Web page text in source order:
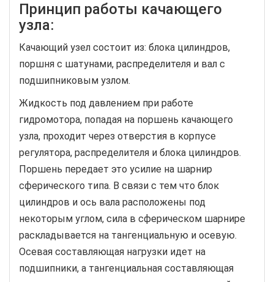
Принцип работы качающего
узла:
Качающий узел состоит из: блока цилиндров,
поршня с шатунами, распределителя и вал с
подшипниковым узлом.
Жидкость под давлением при работе
гидромотора, попадая на поршень качающего
узла, проходит через отверстия в корпусе
регулятора, распределителя и блока цилиндров.
Поршень передает это усилие на шарнир
сферического типа. В связи с тем что блок
цилиндров и ось вала расположены под
некоторым углом, сила в сферическом шарнире
раскладывается на тангенциальную и осевую.
Осевая составляющая нагрузки идет на
подшипники, а тангенциальная составляющая